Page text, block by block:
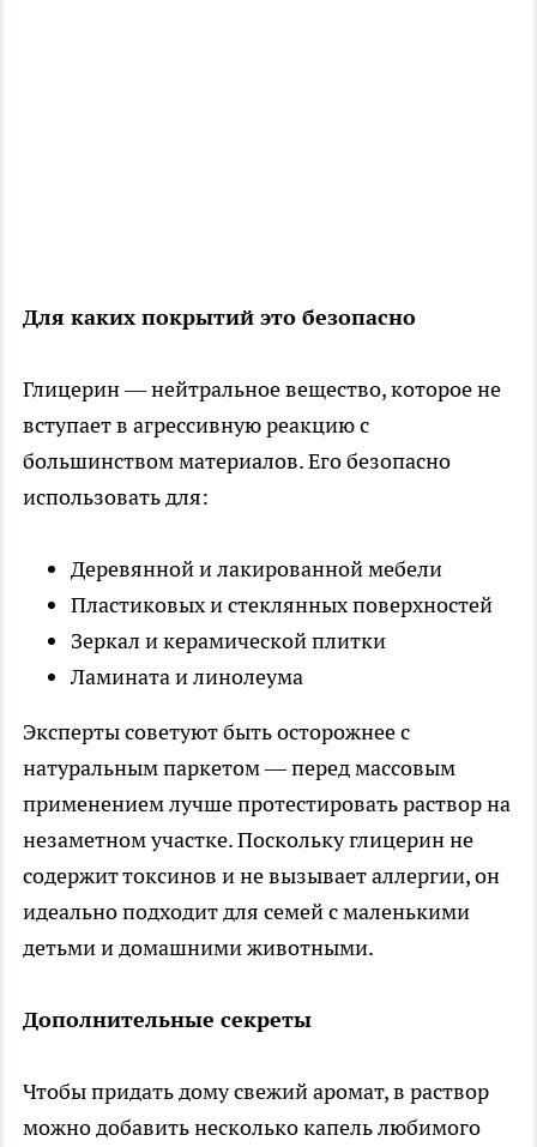
Для каких покрытий это безопасно
Глицерин — нейтральное вещество, которое не
вступает в агрессивную реакцию с
большинством материалов. Его безопасно
использовать для:
Деревянной и лакированной мебели
Пластиковых и стеклянных поверхностей
Зеркал и керамической плитки
Ламината и линолеума
Эксперты советуют быть осторожнее с
натуральным паркетом — перед массовым
применением лучше протестировать раствор на
незаметном участке. Поскольку глицерин не
содержит токсинов и не вызывает аллергии, он
идеально подходит для семей с маленькими
детьми и домашними животными.
Дополнительные секреты
Чтобы придать дому свежий аромат, в раствор
можно добавить несколько капель любимого